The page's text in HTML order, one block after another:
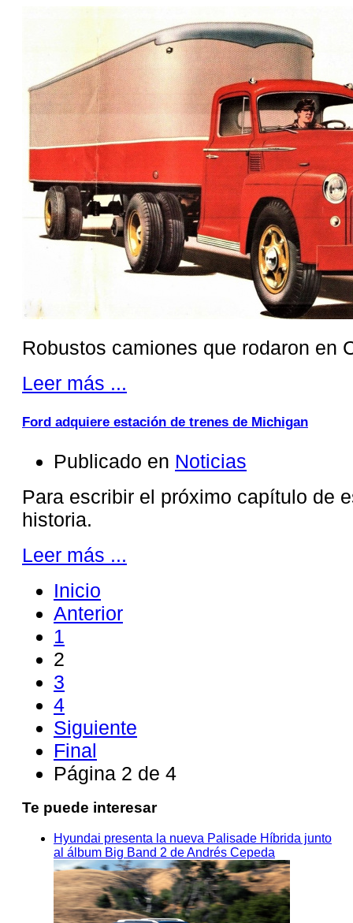
Robustos camiones que rodaron en
Leer más ...
Ford adquiere estación de trenes de Michigan
Publicado en Noticias
Para escribir el próximo capítulo de
historia.
Leer más ...
Inicio
Anterior
1
2
3
4
Siguiente
Final
Página 2 de 4
Te puede interesar
Hyundai presenta la nueva Palisade Híbrida junto
al álbum Big Band 2 de Andrés Cepeda